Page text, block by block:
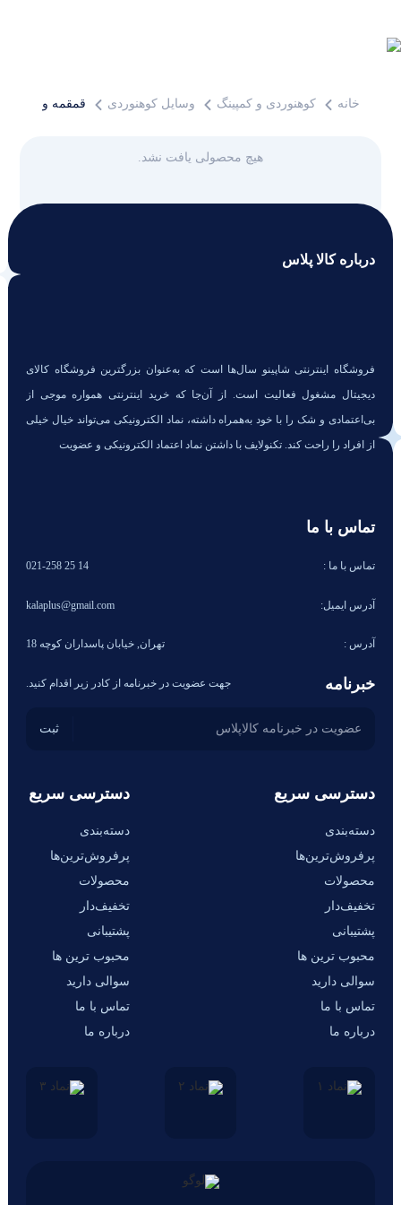
خانه کوهنوردی و کمپینگ وسایل کوهنوردی قمقمه و فلاسک
هیچ محصولی یافت نشد.
درباره کالا پلاس
فروشگاه اینترنتی شاپینو سال‌ها است که به‌عنوان بزرگترین فروشگاه کالای
دیجیتال مشغول فعالیت است. از آن‌جا که خرید اینترنتی همواره موجی از
بی‌اعتمادی و شک را با خود به‌همراه داشته، نماد الکترونیکی می‌تواند خیال خیلی
از افراد را راحت کند. تکنولایف با داشتن نماد اعتماد الکترونیکی و عضویت
دسترسی سریع
دسته‌بندی
پرفروش‌ترین‌ها
محصولات
تخفیف‌دار
پشتیبانی
محبوب ترین ها
سوالی دارید
تماس با ما
درباره ما
تماس با ما
تماس با ما : 14 25 021-258
آدرس ایمیل: kalaplus@gmail.com
آدرس : تهران, خیابان پاسداران کوچه 18
خبرنامه جهت عضویت در خبرنامه از کادر زیر اقدام کنید.
دسترسی سریع
دسته‌بندی
پرفروش‌ترین‌ها
محصولات
تخفیف‌دار
پشتیبانی
محبوب ترین ها
سوالی دارید
تماس با ما
درباره ما